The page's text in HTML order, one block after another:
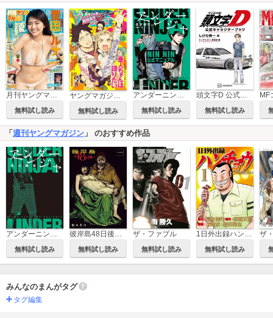
月刊ヤングマガジン
無料試し読み
ヤングマガジン サード
無料試し読み
アンダーニンジャ NIN NIN公式マニュアル
無料試し読み
頭文字D 公式キャラクターブック
無料試し読み
「 週刊ヤングマガジン 」 のおすすめ作品
アンダーニンジャ
無料試し読み
彼岸島48日後…
無料試し読み
ザ・ファブル
無料試し読み
1日外出録ハンチョウ
無料試し読み
みんなのまんがタグ
タグ編集